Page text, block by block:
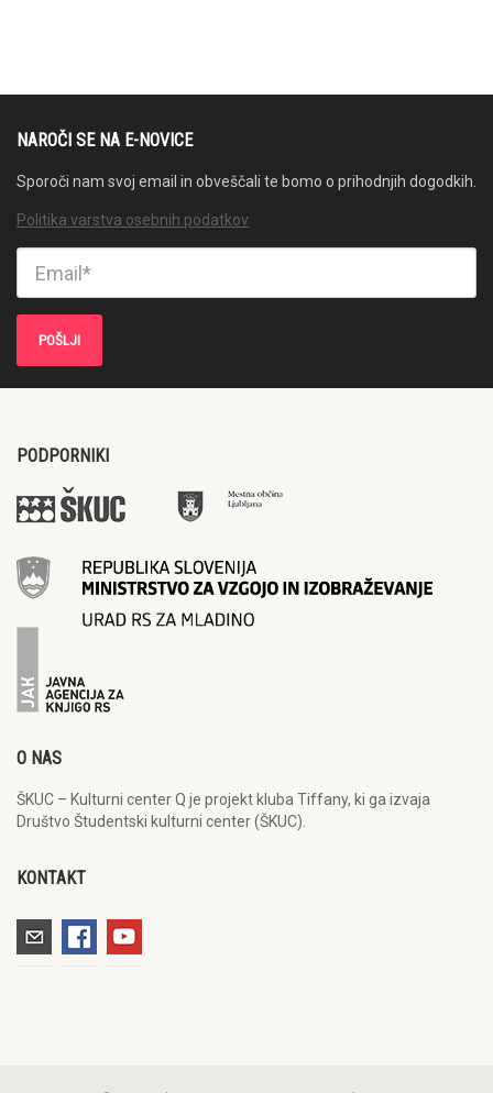
NAROČI SE NA E-NOVICE
Sporoči nam svoj email in obveščali te bomo o prihodnjih dogodkih.
Politika varstva osebnih podatkov
PODPORNIKI
O NAS
ŠKUC – Kulturni center Q je projekt kluba Tiffany, ki ga izvaja
Društvo Študentski kulturni center (ŠKUC).
KONTAKT